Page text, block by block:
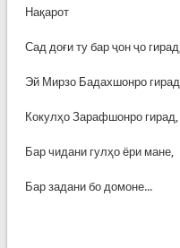
Нақарот
Сад доғи ту бар ҷон ҷо гирад,
Эй Мирзо Бадахшонро гирад,
Кокулҳо Зарафшонро гирад,
Бар чидани гулҳо ёри мане,
Бар задани бо домоне...